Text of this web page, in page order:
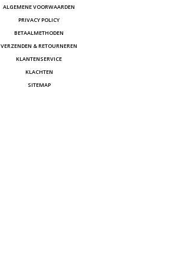
ALGEMENE VOORWAARDEN
PRIVACY POLICY
BETAALMETHODEN
VERZENDEN & RETOURNEREN
KLANTENSERVICE
KLACHTEN
SITEMAP